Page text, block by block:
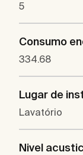
5
Consumo
334.68
Lugar de
Lavatório
Nivel